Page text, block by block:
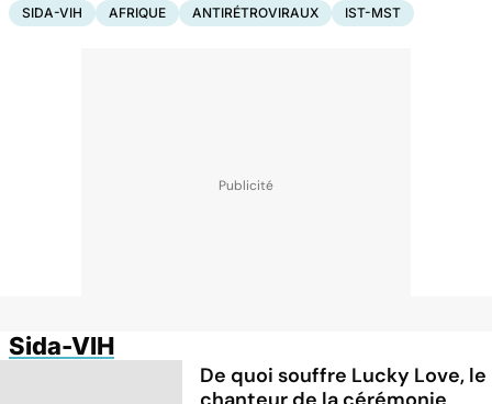
SIDA-VIH AFRIQUE ANTIRÉTROVIRAUX IST-MST
Sida-VIH
De quoi souffre Lucky Love, le